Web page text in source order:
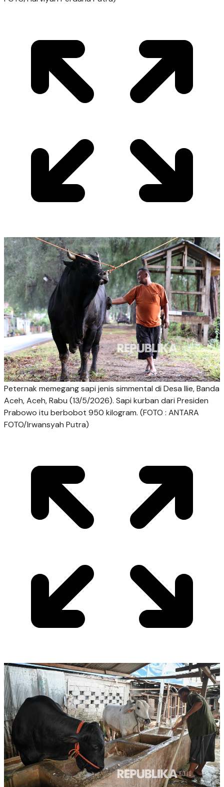
Peternak memegang sapi jenis simmental di Desa Ilie, Banda
Aceh, Aceh, Rabu (13/5/2026). Sapi kurban dari Presiden
Prabowo itu berbobot 950 kilogram. (FOTO : ANTARA
FOTO/Irwansyah Putra)